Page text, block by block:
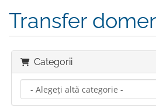
Transfer
Categorii